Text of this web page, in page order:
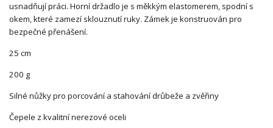
usnadňují práci. Horní držadlo je s měkkým elastomerem, spodní s
okem, které zamezí sklouznutí ruky. Zámek je konstruován pro
bezpečné přenášení.
25 cm
200 g
Silné nůžky pro porcování a stahování drůbeže a zvěřiny
Čepele z kvalitní nerezové oceli